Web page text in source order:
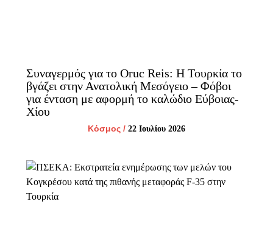
Συναγερμός για το Oruc Reis: Η Τουρκία το
βγάζει στην Ανατολική Μεσόγειο – Φόβοι
για ένταση με αφορμή το καλώδιο Εύβοιας-
Χίου
Κόσμος / 22 Ιουλίου 2026